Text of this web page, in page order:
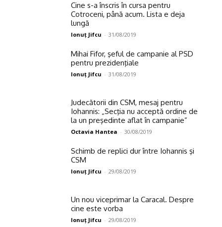
Cine s-a înscris în cursa pentru
Cotroceni, până acum. Lista e deja
lungă
Ionuţ Jifcu - 31/08/2019
Mihai Fifor, şeful de campanie al PSD
pentru prezidenţiale
Ionuţ Jifcu - 31/08/2019
Judecătorii din CSM, mesaj pentru
Iohannis: „Secţia nu acceptă ordine de
la un preşedinte aflat în campanie”
Octavia Hantea - 30/08/2019
Schimb de replici dur între Iohannis şi
CSM
Ionuţ Jifcu - 29/08/2019
Un nou viceprimar la Caracal. Despre
cine este vorba
Ionuţ Jifcu - 29/08/2019